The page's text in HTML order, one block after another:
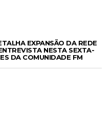
EXPANSÃO DA REDE
NESTA SEXTA-
DA COMUNIDADE FM